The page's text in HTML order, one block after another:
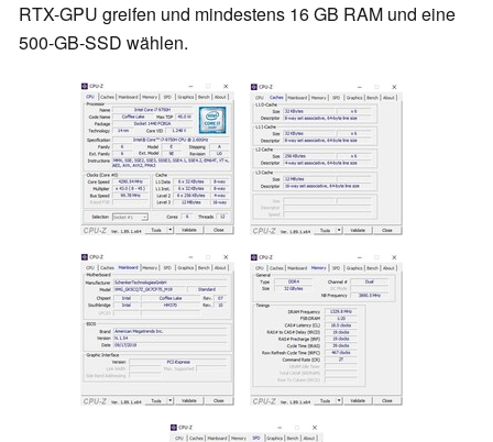
RTX-GPU greifen und mindestens 16 GB RAM und eine
500-GB-SSD wählen.